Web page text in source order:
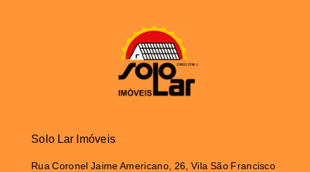
Solo Lar Imóveis
Rua Coronel Jaime Americano, 26, Vila São Francisco